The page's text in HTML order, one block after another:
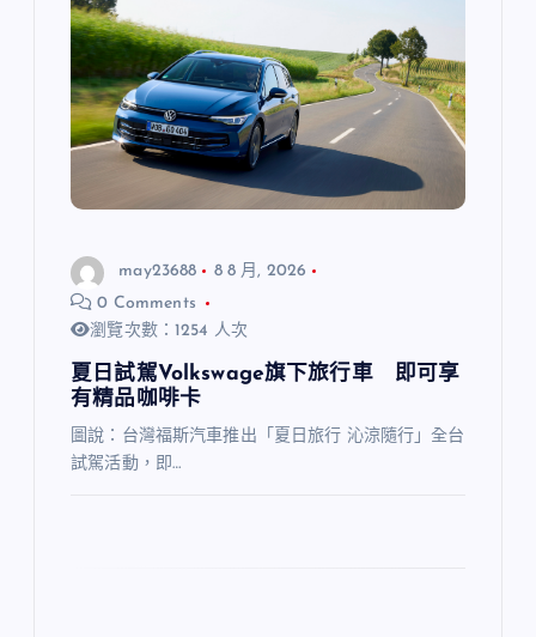
may23688
8 8 月, 2026
0 Comments
瀏覽次數：1254 人次
夏日試駕Volkswage旗下旅行車 即可享
有精品咖啡卡
圖說：台灣福斯汽車推出「夏日旅行 沁涼隨行」全台
試駕活動，即…